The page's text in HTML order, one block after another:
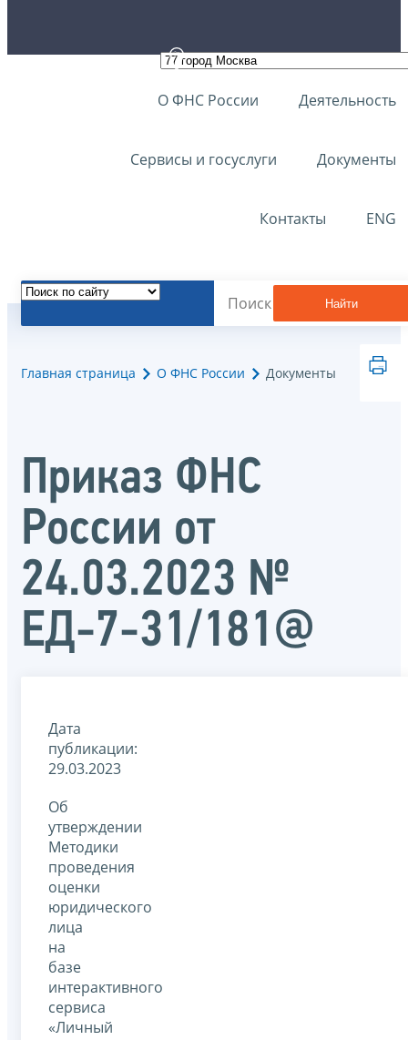
О ФНС России Деятельность
Сервисы и госуслуги Документы
Контакты ENG
Найти
Главная страница О ФНС России Документы
Приказ ФНС
России от
24.03.2023 №
ЕД-7-31/181@
Дата
публикации:
29.03.2023
Об
утверждении
Методики
проведения
оценки
юридического
лица
на
базе
интерактивного
сервиса
«Личный